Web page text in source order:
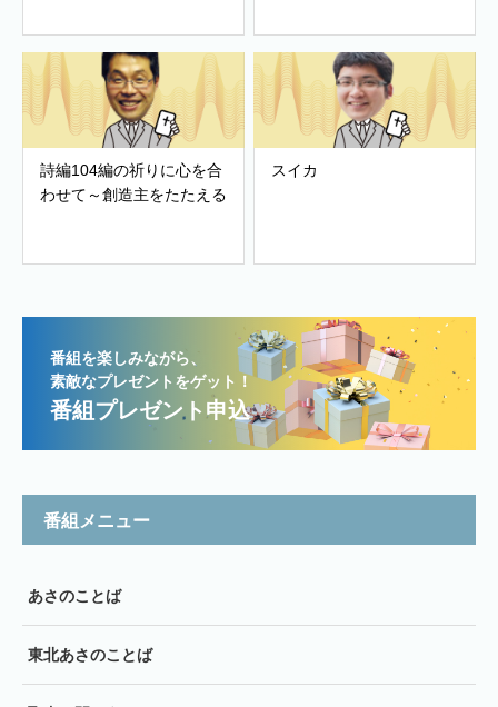
詩編104編の祈りに心を合
わせて～創造主をたたえる
スイカ
番組を楽しみながら、
素敵なプレゼントをゲット！
番組プレゼント申込
番組メニュー
あさのことば
東北あさのことば